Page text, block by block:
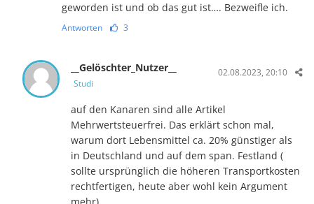
geworden ist und ob das gut ist…. Bezweifle ich.
Antworten 3
__Gelöschter_Nutzer__
Studi
02.08.2023, 20:10
auf den Kanaren sind alle Artikel
Mehrwertsteuerfrei. Das erklärt schon mal,
warum dort Lebensmittel ca. 20% günstiger als
in Deutschland und auf dem span. Festland (
sollte ursprünglich die höheren Transportkosten
rechtfertigen, heute aber wohl kein Argument